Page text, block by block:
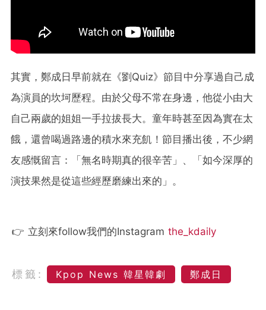
其實，鄭成日早前就在《劉Quiz》節目中分享過自己成
為演員的坎坷歷程。由於父母不常在身邊，他從小由大
自己兩歲的姐姐一手拉拔長大。童年時甚至因為實在太
餓，還曾喝過路邊的積水來充飢！節目播出後，不少網
友感慨留言：「無名時期真的很辛苦」、「如今深厚的
演技果然是從這些經歷磨練出來的」。
👉 立刻來follow我們的Instagram the_kdaily
標籤: Kpop News 韓星韓劇 鄭成日